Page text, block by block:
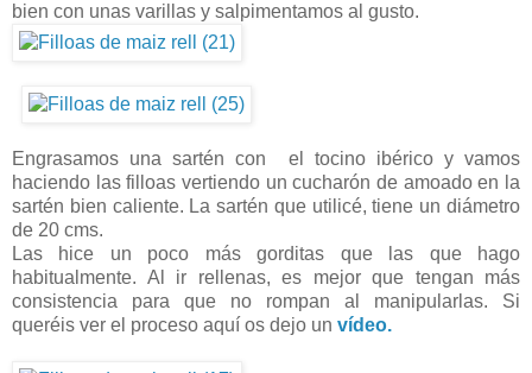
bien con unas varillas y salpimentamos al gusto.
Engrasamos una sartén con el tocino ibérico y vamos
haciendo las filloas vertiendo un cucharón de amoado en la
sartén bien caliente. La sartén que utilicé, tiene un diámetro
de 20 cms.
Las hice un poco más gorditas que las que hago
habitualmente. Al ir rellenas, es mejor que tengan más
consistencia para que no rompan al manipularlas. Si
queréis ver el proceso aquí os dejo un vídeo.